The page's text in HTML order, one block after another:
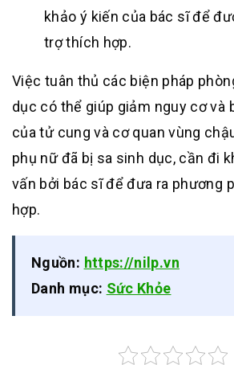
khảo ý kiến của bác sĩ để
trợ thích hợp.
Việc tuân thủ các biện pháp
dục có thể giúp giảm nguy cơ và
của tử cung và cơ quan vùng
phụ nữ đã bị sa sinh dục, cần đi
vấn bởi bác sĩ để đưa ra phương
hợp.
Nguồn: https://nilp.vn
Danh mục: Sức Khỏe